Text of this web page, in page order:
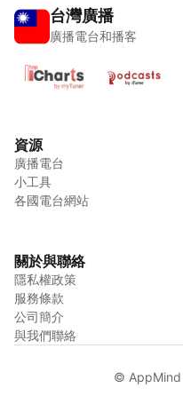
台灣廣播
廣播電台和播客
資源
廣播電台
小工具
各國電台網站
關於與聯絡
隱私權政策
服務條款
公司簡介
與我們聯絡
© AppMind